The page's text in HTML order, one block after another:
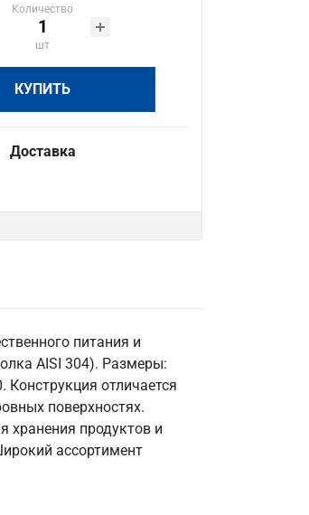
Количество
шт
КУПИТЬ
Доставка
питания и
AISI 304). Размеры:
отличается
поверхностях.
хранения продуктов и
ассортимент